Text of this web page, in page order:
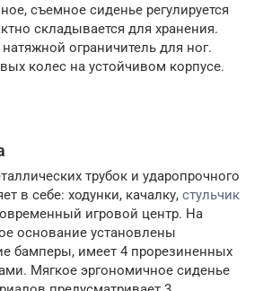
съемное сиденье регулируется
складывается для хранения.
ограничитель для ног.
колес на устойчивом корпусе.
трубок и ударопрочного
в себе: ходунки, качалку, стульчик
игровой центр. На
основание установлены
бамперы, имеет 4 прорезиненных
Мягкое эргономичное сиденье